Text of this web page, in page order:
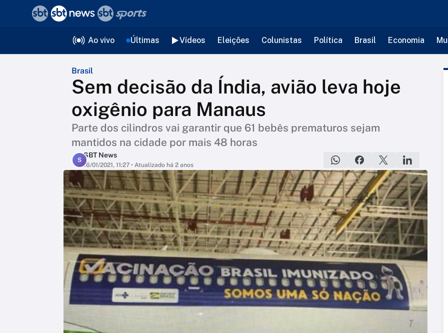
Ao vivo Últimas Vídeos Eleições Colunistas Política Brasil Economia
Brasil
Sem decisão da Índia, avião leva hoje
oxigênio para Manaus
Parte dos cilindros vai garantir que 61 bebês prematuros sejam
mantidos na cidade por mais 48 horas
S
SBT News
16/01/2021, 11:27 • Atualizado há 2 anos
voltar
Editorias